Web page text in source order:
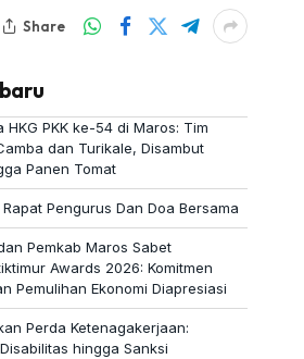
Share
HKG PKK ke-54 di Maros: Tim
dan Turikale, Disambut
Panen Tomat
Pengurus Dan Doa Bersama
Pemkab Maros Sabet
Awards 2026: Komitmen
Pemulihan Ekonomi Diapresiasi
Perda Ketenagakerjaan:
hingga Sanksi